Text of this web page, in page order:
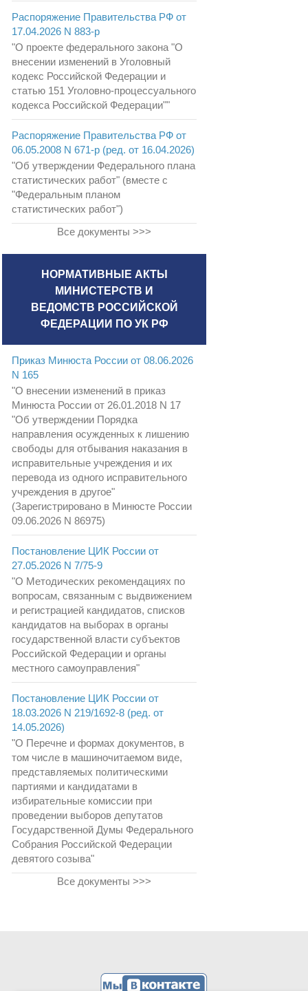
Распоряжение Правительства РФ от
17.04.2026 N 883-р
"О проекте федерального закона "О
внесении изменений в Уголовный
кодекс Российской Федерации и
статью 151 Уголовно-процессуального
кодекса Российской Федерации""
Распоряжение Правительства РФ от
06.05.2008 N 671-р (ред. от 16.04.2026)
"Об утверждении Федерального плана
статистических работ" (вместе с
"Федеральным планом
статистических работ")
Все документы >>>
НОРМАТИВНЫЕ АКТЫ
МИНИСТЕРСТВ И
ВЕДОМСТВ РОССИЙСКОЙ
ФЕДЕРАЦИИ ПО УК РФ
Приказ Минюста России от 08.06.2026
N 165
"О внесении изменений в приказ
Минюста России от 26.01.2018 N 17
"Об утверждении Порядка
направления осужденных к лишению
свободы для отбывания наказания в
исправительные учреждения и их
перевода из одного исправительного
учреждения в другое"
(Зарегистрировано в Минюсте России
09.06.2026 N 86975)
Постановление ЦИК России от
27.05.2026 N 7/75-9
"О Методических рекомендациях по
вопросам, связанным с выдвижением
и регистрацией кандидатов, списков
кандидатов на выборах в органы
государственной власти субъектов
Российской Федерации и органы
местного самоуправления"
Постановление ЦИК России от
18.03.2026 N 219/1692-8 (ред. от
14.05.2026)
"О Перечне и формах документов, в
том числе в машиночитаемом виде,
представляемых политическими
партиями и кандидатами в
избирательные комиссии при
проведении выборов депутатов
Государственной Думы Федерального
Собрания Российской Федерации
девятого созыва"
Все документы >>>